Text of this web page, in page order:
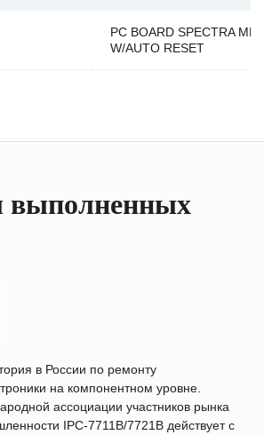
PC BOARD SPECTRA
W/AUTO RESET
в России по ремонту
на компонентном уровне.
ассоциации участников рынка
IPC-7711B/7721B действует с